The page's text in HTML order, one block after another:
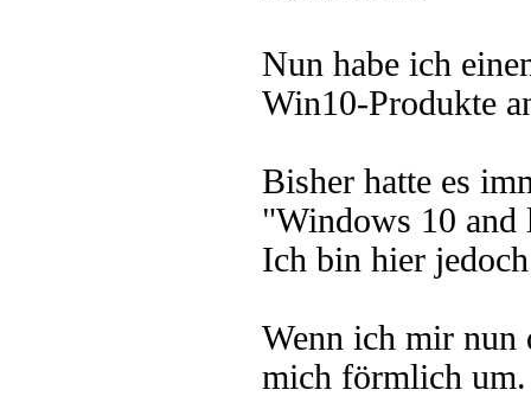
Nun habe ich
Win10-Produkte
Bisher hatte es
"Windows 10 and
Ich bin hier
Wenn ich mir nun
mich förmlich um.